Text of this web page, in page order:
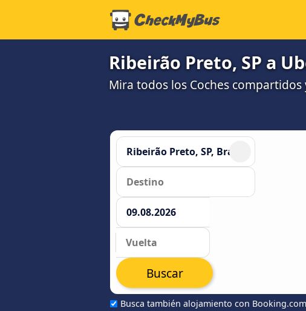
Ribeirão Preto, SP a
Mira todos los Coches
Busca también alojamiento con Booking.com
Buscar